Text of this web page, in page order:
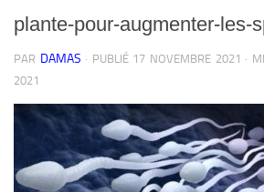
plante-pour-augmenter-les-
PAR DAMAS · PUBLIÉ 17 NOVEMBRE 2021 ·
2021